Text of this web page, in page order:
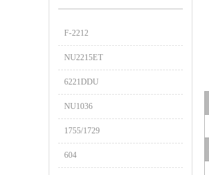
F-2212
NU2215ET
6221DDU
NU1036
1755/1729
604